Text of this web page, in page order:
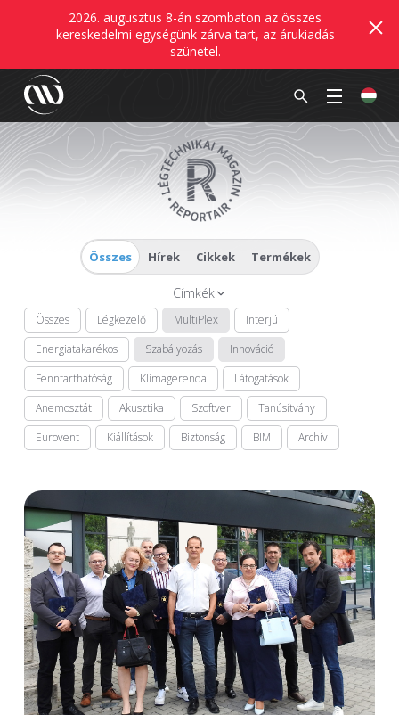
2026. augusztus 8-án szombaton az összes
kereskedelmi egységünk zárva tart, az árukiadás
szünetel.
Összes Hírek Cikkek Termékek
Címkék
Összes Légkezelő MultiPlex
Interjú
Energiatakarékos
Szabályozás
Innováció
Fenntarthatóság
Klímagerenda
Látogatások
Anemosztát
Akusztika Szoftver
Tanúsítvány
Eurovent
Kiállítások Biztonság BIM Archív